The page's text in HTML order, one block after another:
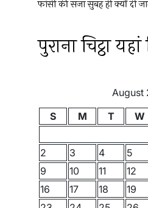
फांसी की सजा सुबह ही क्यों दी
पुराना चिट्ठा
August
S
M T W
2
3 4 5
9
10 11 12
16
17 18 19